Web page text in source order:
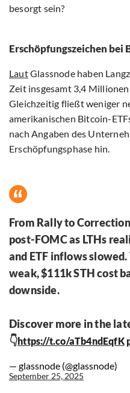
besorgt sein?
Erschöpfungszeichen bei
LautGlassnode haben
Zeit insgesamt 3,4
Gleichzeitig fließt weniger
amerikanischen Bitcoin-
nach Angaben des
Erschöpfungsphase hin.
From Rally to Correction
post-FOMC as LTHs
and ETF inflows
weak, $111k STH cost
downside.
Discover more in the
👇https://t.co/aTb4ndEqfK
— glassnode (@glassnode)
September 25, 2025